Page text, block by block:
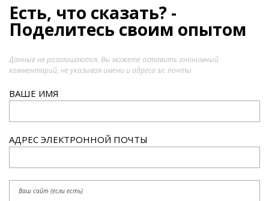
Есть, что сказать? -
Поделитесь своим опытом
Данные не разглашаются. Вы можете оставить анонимный
комментарий, не указывая имени и адреса эл. почты
ВАШЕ ИМЯ
АДРЕС ЭЛЕКТРОННОЙ ПОЧТЫ